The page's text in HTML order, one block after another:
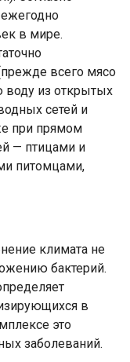
в мире.
всего мясо
из открытых
сетей и
при прямом
— птицами и
питомцами,
климата не
бактерий.
в
это
заболеваний.